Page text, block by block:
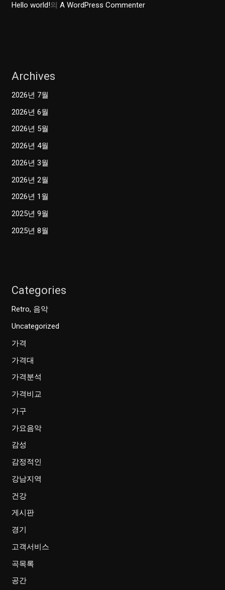
Hello world!의A WordPress Commenter
Archives
2026년 7월
2026년 6월
2026년 5월
2026년 4월
2026년 3월
2026년 2월
2026년 1월
2025년 9월
2025년 8월
Categories
Retro, 음악
Uncategorized
가격
가격대
가격분석
가격비교
가구
가요음악
감성
감정적인
강남지역
건강
게시판
경기
고객서비스
곡목록
공간